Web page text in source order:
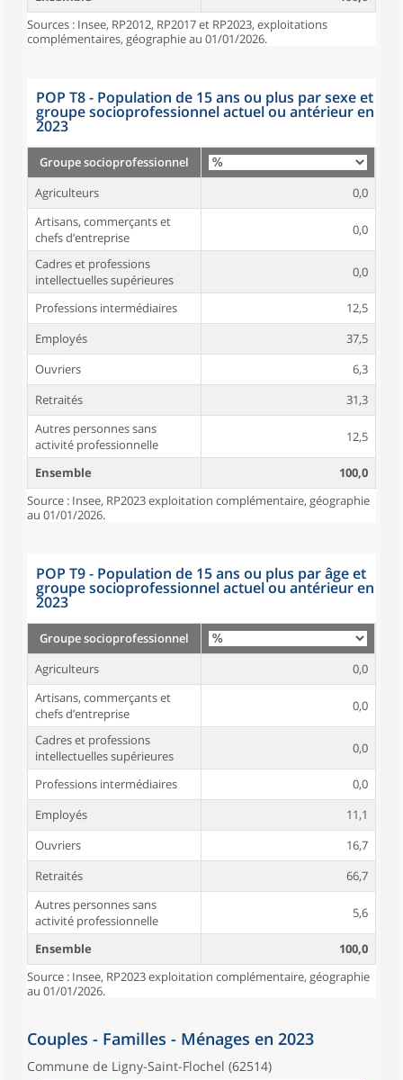
Sources : Insee, RP2012, RP2017 et RP2023, exploitations
complémentaires, géographie au 01/01/2026.
POP T8 - Population de 15 ans ou plus par sexe et
groupe socioprofessionnel actuel ou antérieur en
2023
Groupe socioprofessionnel
Agriculteurs
0,0
Artisans, commerçants et
chefs d’entreprise
0,0
Cadres et professions
intellectuelles supérieures
0,0
Professions intermédiaires
12,5
Employés
37,5
Ouvriers
6,3
Retraités
31,3
Autres personnes sans
activité professionnelle
12,5
Ensemble
100,0
Source : Insee, RP2023 exploitation complémentaire, géographie
au 01/01/2026.
POP T9 - Population de 15 ans ou plus par âge et
groupe socioprofessionnel actuel ou antérieur en
2023
Groupe socioprofessionnel
Agriculteurs
0,0
Artisans, commerçants et
chefs d’entreprise
0,0
Cadres et professions
intellectuelles supérieures
0,0
Professions intermédiaires
0,0
Employés
11,1
Ouvriers
16,7
Retraités
66,7
Autres personnes sans
activité professionnelle
5,6
Ensemble
100,0
Source : Insee, RP2023 exploitation complémentaire, géographie
au 01/01/2026.
Couples - Familles - Ménages en 2023
Commune de Ligny-Saint-Flochel (62514)